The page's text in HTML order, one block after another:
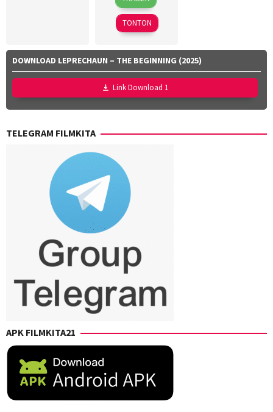
Aug
2022
Lada
TONTON
DOWNLOAD LEPRECHAUN – THE BEGINNING (2025)
Link Download 1
TELEGRAM FILMKITA
APK FILMKITA21